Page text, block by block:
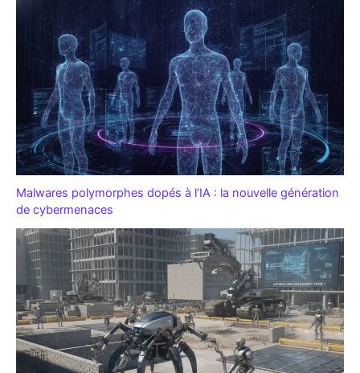
Malwares polymorphes dopés à l’IA : la nouvelle génération
de cybermenaces